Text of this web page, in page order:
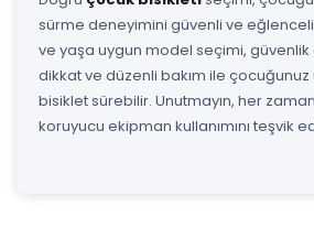
sürme deneyimini güvenli ve
ve yaşa uygun model seçimi, güvenlik
dikkat ve düzenli bakım ile çocuğunuz
bisiklet sürebilir. Unutmayın, her
koruyucu ekipman kullanımını teşvik